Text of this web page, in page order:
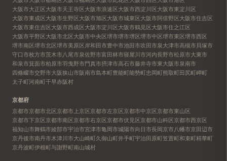
大阪市大正区大阪市天王寺区大阪市浪速区大阪市西淀川区大阪市東淀川区
大阪市東成区大阪市生野区大阪市旭区大阪市城東区大阪市阿倍野区大阪市住吉区
大阪市東住吉区大阪市西成区大阪市淀川区大阪市鶴見区大阪市住之江区
大阪市平野区大阪市北区大阪市中央区堺市堺市堺区堺市中区堺市東区堺市西区
堺市南区堺市北区堺市美原区岸和田市豊中市池田市吹田市泉大津市高槻市 貝塚市
守口市枚方市茨木市八尾市泉佐野市富田林市寝屋川市河内長野市松原市大東市
和泉市箕面市柏原市羽曳野市門真市摂津市高石市藤井寺市東大阪市泉南市
四條畷市交野市大阪狭山市阪南市島本町豊能町能勢町忠岡町熊取町田尻町岬町
太子町河南町千早赤阪村
京都府
京都市京都市北区京都市上京区京都市左京区京都市中京区京都市東山区
京都市下京区京都市南区京都市右京区京都市伏見区京都市山科区京都市西京区
福知山市舞鶴市綾部市宇治市宮津市亀岡市城陽市向日市長岡京市八幡市京田辺市
京丹後市南丹市木津川市大山崎町久御山町井手町宇治田原町笠置町和束町精華町
京丹波町伊根町与謝野町南山城村